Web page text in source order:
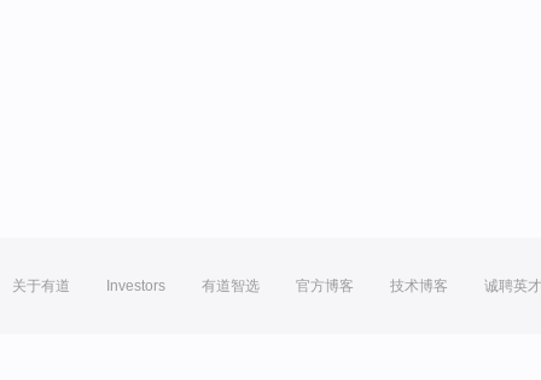
关于有道 Investors 有道智选 官方博客 技术博客 诚聘英才